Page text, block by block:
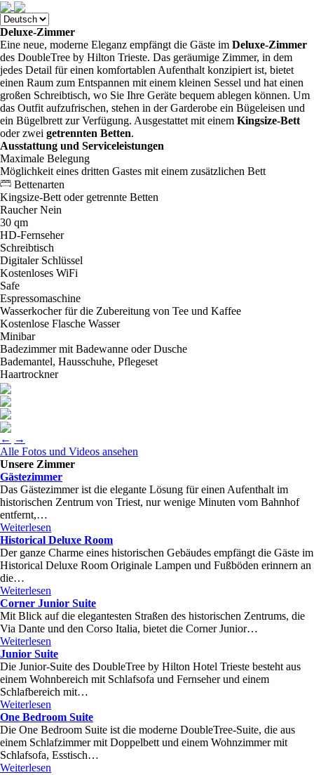
Deluxe-Zimmer
Eine neue, moderne Eleganz empfängt die Gäste im Deluxe-Zimmer
des DoubleTree by Hilton Trieste. Das geräumige Zimmer, in dem
jedes Detail für einen komfortablen Aufenthalt konzipiert ist, bietet
einen Raum zum Entspannen mit einem kleinen Sessel und hat einen
großen Schreibtisch, wo Sie Ihre Geräte bequem ablegen können. Um
das Outfit aufzufrischen, stehen in der Garderobe ein Bügeleisen und
ein Bügelbrett zur Verfügung. Ausgestattet mit einem Kingsize-Bett
oder zwei getrennten Betten.
Ausstattung und Serviceleistungen
Maximale Belegung
Möglichkeit eines dritten Gastes mit einem zusätzlichen Bett
Bettenarten
Kingsize-Bett oder getrennte Betten
Raucher Nein
30 qm
HD-Fernseher
Schreibtisch
Digitaler Schlüssel
Kostenloses WiFi
Safe
Espressomaschine
Wasserkocher für die Zubereitung von Tee und Kaffee
Kostenlose Flasche Wasser
Minibar
Badezimmer mit Badewanne oder Dusche
Bademantel, Hausschuhe, Pflegeset
Haartrockner
← →
Alle Fotos und Videos ansehen
Unsere Zimmer
Gästezimmer
Das Gästezimmer ist die elegante Lösung für einen Aufenthalt im
historischen Zentrum von Triest, nur wenige Minuten vom Bahnhof
entfernt,…
Weiterlesen
Historical Deluxe Room
Der ganze Charme eines historischen Gebäudes empfängt die Gäste im
Historical Deluxe Room Originale Lampen und Fußböden erinnern an
die…
Weiterlesen
Corner Junior Suite
Mit Blick auf die elegantesten Straßen des historischen Zentrums, die
Via Dante und den Corso Italia, bietet die Corner Junior…
Weiterlesen
Junior Suite
Die Junior-Suite des DoubleTree by Hilton Hotel Trieste besteht aus
einem Wohnbereich mit Schlafsofa und Fernseher und einem
Schlafbereich mit…
Weiterlesen
One Bedroom Suite
Die One Bedroom Suite ist die moderne DoubleTree-Suite, die aus
einem Schlafzimmer mit Doppelbett und einem Wohnzimmer mit
Schlafsofa, Esstisch…
Weiterlesen